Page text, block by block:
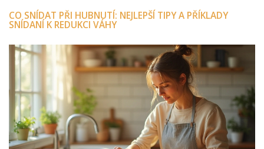
CO SNÍDAT PŘI HUBNUTÍ: NEJLEPŠÍ TIPY A PŘÍKLADY
SNÍDANÍ K REDUKCI VÁHY